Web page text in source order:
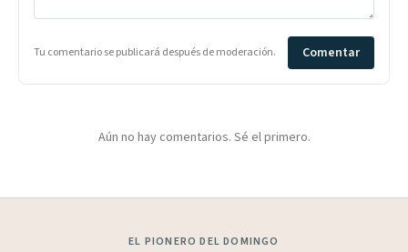
Tu comentario se publicará después de moderación. Comentar
Aún no hay comentarios. Sé el primero.
EL PIONERO DEL DOMINGO